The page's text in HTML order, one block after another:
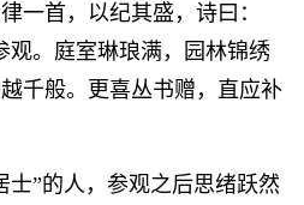
一首，以纪其盛，诗曰：
观。庭室琳琅满，园林锦绣
千般。更喜丛书赠，直应补
士”的人，参观之后思绪跃然